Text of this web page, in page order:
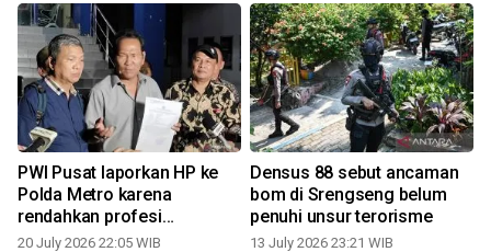
PWI Pusat laporkan HP ke
Polda Metro karena
rendahkan profesi
wartawan
20 July 2026 22:05 WIB
Densus 88 sebut ancaman
bom di Srengseng belum
penuhi unsur terorisme
13 July 2026 23:21 WIB